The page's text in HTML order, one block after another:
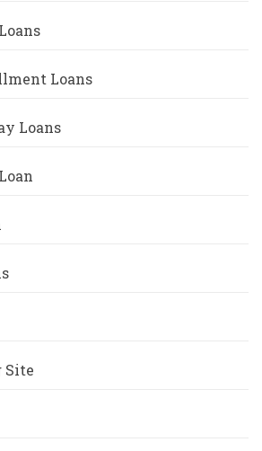
Loans
Loans
Site